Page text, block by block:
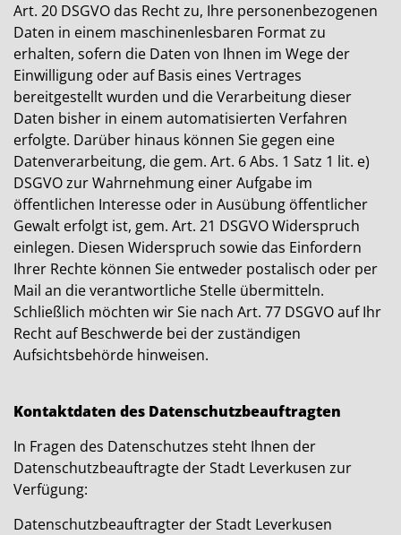
Art. 20 DSGVO das Recht zu, Ihre personenbezogenen
Daten in einem maschinenlesbaren Format zu
erhalten, sofern die Daten von Ihnen im Wege der
Einwilligung oder auf Basis eines Vertrages
bereitgestellt wurden und die Verarbeitung dieser
Daten bisher in einem automatisierten Verfahren
erfolgte. Darüber hinaus können Sie gegen eine
Datenverarbeitung, die gem. Art. 6 Abs. 1 Satz 1 lit. e)
DSGVO zur Wahrnehmung einer Aufgabe im
öffentlichen Interesse oder in Ausübung öffentlicher
Gewalt erfolgt ist, gem. Art. 21 DSGVO Widerspruch
einlegen. Diesen Widerspruch sowie das Einfordern
Ihrer Rechte können Sie entweder postalisch oder per
Mail an die verantwortliche Stelle übermitteln.
Schließlich möchten wir Sie nach Art. 77 DSGVO auf Ihr
Recht auf Beschwerde bei der zuständigen
Aufsichtsbehörde hinweisen.
Kontaktdaten des Datenschutzbeauftragten
In Fragen des Datenschutzes steht Ihnen der
Datenschutzbeauftragte der Stadt Leverkusen zur
Verfügung:
Datenschutzbeauftragter der Stadt Leverkusen